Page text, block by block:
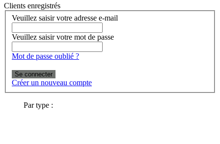
Clients enregistrés
Veuillez saisir votre adresse e-mail
Veuillez saisir votre mot de passe
Mot de passe oublié ?
Se connecter
Créer un nouveau compte
Par type :